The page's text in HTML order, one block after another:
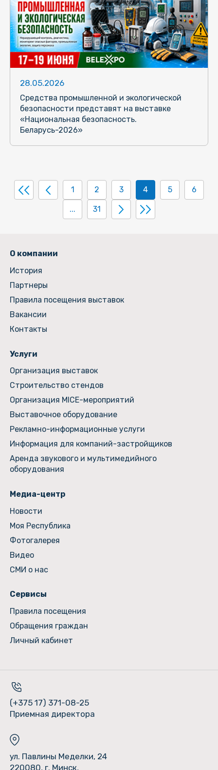
28.05.2026
Средства промышленной и экологической
безопасности представят на выставке
«Национальная безопасность.
Беларусь-2026»
1 2 3 4 5 6
... 31
О компании
История
Партнеры
Правила посещения выставок
Вакансии
Контакты
Услуги
Организация выставок
Строительство стендов
Организация MICE-мероприятий
Выставочное оборудование
Рекламно-информационные услуги
Информация для компаний-застройщиков
Аренда звукового и мультимедийного
оборудования
Медиа-центр
Новости
Моя Республика
Фотогалерея
Видео
СМИ о нас
Сервисы
Правила посещения
Обращения граждан
Личный кабинет
(+375 17) 371-08-25
Приемная директора
ул. Павлины Меделки, 24
220080, г. Минск,